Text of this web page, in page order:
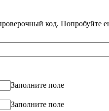
код. Попробуйте
Заполните поле
Заполните поле